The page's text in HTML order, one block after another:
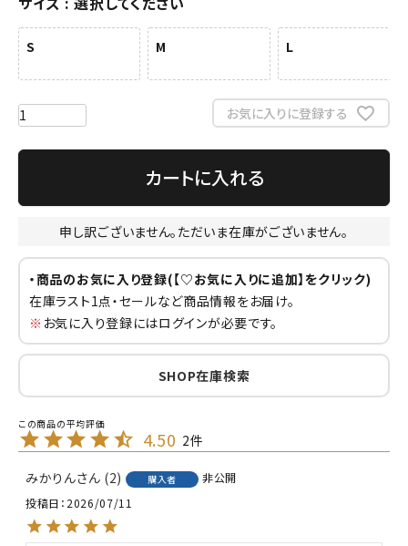
S M L
お気に入りに登録する
カートに入れる
申し訳ございません。ただいま在庫がございません。
・商品のお気に入り登録(【♡お気に入りに追加】をクリック)
在庫ラスト1点・セールなど商品情報をお届け。
※ お気に入り登録にはログインが必要です。
SHOP在庫検索
4.50 2
みかりん 2 購入者
非公開
投稿日 2026/07/11